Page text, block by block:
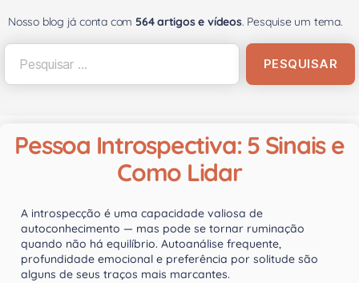
Nosso blog já conta com 564 artigos e vídeos. Pesquise um tema.
Pessoa Introspectiva: 5 Sinais e
Como Lidar
A introspecção é uma capacidade valiosa de
autoconhecimento — mas pode se tornar ruminação
quando não há equilíbrio. Autoanálise frequente,
profundidade emocional e preferência por solitude são
alguns de seus traços mais marcantes.